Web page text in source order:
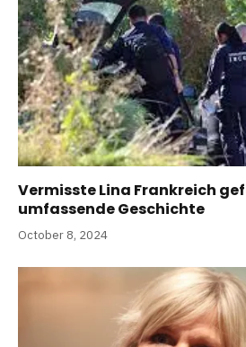
Vermisste Lina Frankreich
umfassende Geschichte
October 8, 2024